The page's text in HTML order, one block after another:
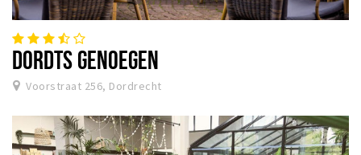
DORDTS GENOEGEN
Voorstraat 256, Dordrecht